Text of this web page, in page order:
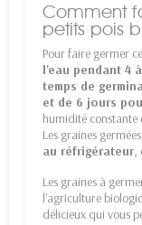
Comment
petits pois
Pour faire germer
l'eau pendant 4
temps de
et de 6 jours
humidité constante
Les graines
au réfrigérateur,
Les graines à
l'agriculture
délicieux qui vous